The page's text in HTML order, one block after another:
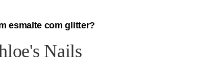
esmalte com glitter?